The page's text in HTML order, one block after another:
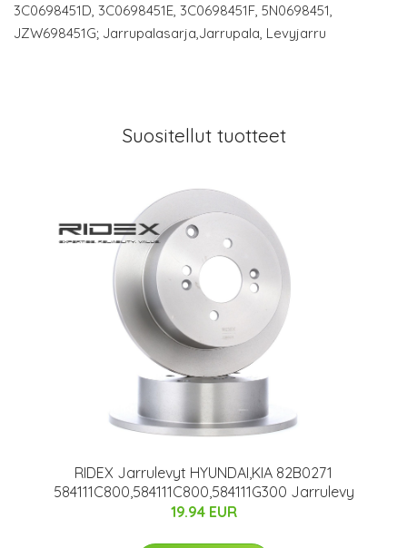
3C0698451D, 3C0698451E, 3C0698451F, 5N0698451,
JZW698451G; Jarrupalasarja,Jarrupala, Levyjarru
Suositellut tuotteet
RIDEX Jarrulevyt HYUNDAI,KIA 82B0271
584111C800,584111C800,584111G300 Jarrulevy
19.94 EUR